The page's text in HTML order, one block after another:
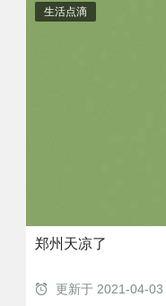
生活点滴
郑州天凉了
更新于 2021-04-03